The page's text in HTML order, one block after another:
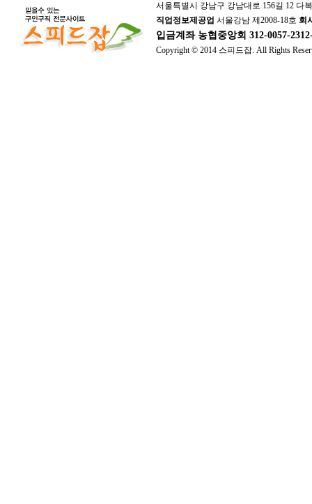
서울특별시 강남구 강남대로 156길 12 다
직업정보제공업 서울강남 제2008-18호 회
입금계좌 농협중앙회 312-0057-
Copyright © 2014 스피드잡. All Rights